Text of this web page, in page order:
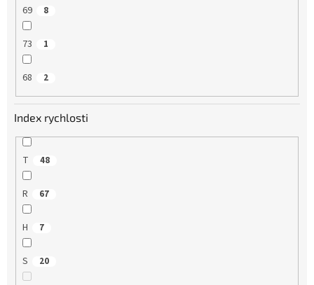
69 8
73 1
68 2
Index rychlosti
T 48
R 67
H 7
S 20